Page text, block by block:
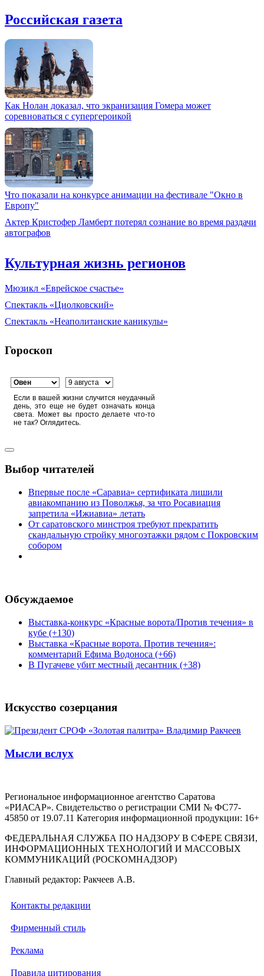
Российская газета
Как Нолан доказал, что экранизация Гомера может
соревноваться с супергероикой
Что показали на конкурсе анимации на фестивале "Окно в
Европу"
Актер Кристофер Ламберт потерял сознание во время раздачи
автографов
Культурная жизнь регионов
Мюзикл «Еврейское счастье»
Спектакль «Циолковский»
Спектакль «Неаполитанские каникулы»
Гороскоп
Если в вашей жизни случится неудачный
день, это еще не будет означать конца
света. Может вы просто делаете что-то
не так? Оглядитесь.
Выбор читателей
Впервые после «Саравиа» сертификата лишили
авиакомпанию из Поволжья, за что Росавиация
запретила «Ижиавиа» летать
От саратовского минстроя требуют прекратить
скандальную стройку многоэтажки рядом с Покровским
собором
Обсуждаемое
Выставка-конкурс «Красные ворота/Против течения» в
кубе (+130)
Выставка «Красные ворота. Против течения»:
комментарий Ефима Водоноса (+66)
В Пугачеве убит местный десантник (+38)
Искусство созерцания
Мысли вслух
Региональное информационное агентство Саратова
«РИАСАР». Свидетельство о регистрации СМИ № ФС77-
45850 от 19.07.11 Категория информационной продукции: 16+
ФЕДЕРАЛЬНАЯ СЛУЖБА ПО НАДЗОРУ В СФЕРЕ СВЯЗИ,
ИНФОРМАЦИОННЫХ ТЕХНОЛОГИЙ И МАССОВЫХ
КОММУНИКАЦИЙ (РОСКОМНАДЗОР)
Главный редактор: Ракчеев А.В.
Контакты редакции
Фирменный стиль
Реклама
Правила цитирования